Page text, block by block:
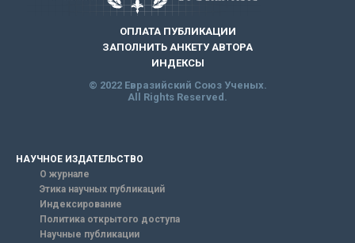
ОПЛАТА ПУБЛИКАЦИИ
ЗАПОЛНИТЬ АНКЕТУ АВТОРА
ИНДЕКСЫ
© 2022 Евразийский Союз Ученых.
All Rights Reserved.
НАУЧНОЕ ИЗДАТЕЛЬСТВО
О журнале
Этика научных публикаций
Индексирование
Политика открытого доступа
Научные публикации